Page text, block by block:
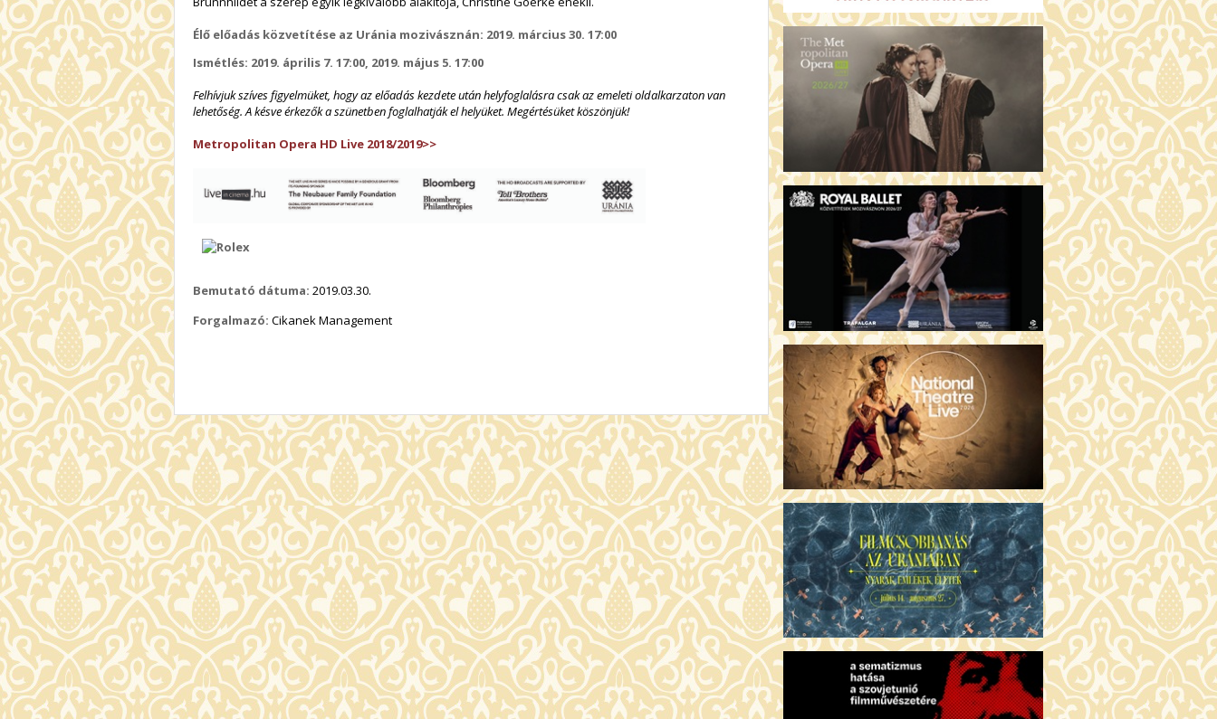
Élő előadás közvetítése az Uránia mozivásznán: 2019. március 30. 17:00
Ismétlés: 2019. április 7. 17:00, 2019. május 5. 17:00
Felhívjuk szíves figyelmüket, hogy az előadás kezdete után helyfoglalásra csak az emeleti oldalkarzaton van
lehetőség. A késve érkezők a szünetben foglalhatják el helyüket. Megértésüket köszönjük!
Metropolitan Opera HD Live 2018/2019>>
Bemutató dátuma: 2019.03.30.
Forgalmazó: Cikanek Management